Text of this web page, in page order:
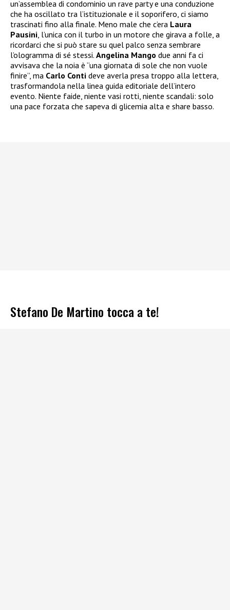
un’assemblea di condominio un rave party e una conduzione
che ha oscillato tra l’istituzionale e il soporifero, ci siamo
trascinati fino alla finale. Meno male che c’era Laura
Pausini , l’unica con il turbo in un motore che girava a folle, a
ricordarci che si può stare su quel palco senza sembrare
l’ologramma di sé stessi. Angelina Mango due anni fa ci
avvisava che la noia è “una giornata di sole che non vuole
finire”, ma Carlo Conti deve averla presa troppo alla lettera,
trasformandola nella linea guida editoriale dell’intero
evento. Niente faide, niente vasi rotti, niente scandali: solo
una pace forzata che sapeva di glicemia alta e share basso.
Stefano De Martino tocca a te!